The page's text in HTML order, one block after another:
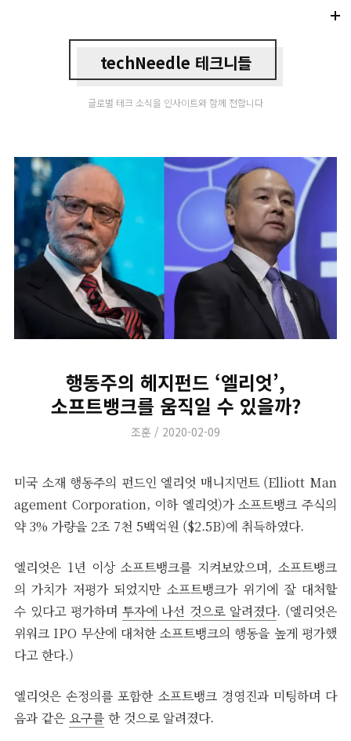
techNeedle 테크니들
글로벌 테크 소식을 인사이트와 함께 전합니다
행동주의 헤지펀드 ‘엘리엇’,
소프트뱅크를 움직일 수 있을까?
Author
조훈
Posted
2020-02-09
미국 소재 행동주의 펀드인 엘리엇 매니지먼트 (Elliott Man
agement Corporation, 이하 엘리엇)가 소프트뱅크 주식의
약 3% 가량을 2조 7천 5백억원 ($2.5B)에 취득하였다.
엘리엇은 1년 이상 소프트뱅크를 지켜보았으며, 소프트뱅크
의 가치가 저평가 되었지만 소프트뱅크가 위기에 잘 대처할
수 있다고 평가하며 투자에 나선 것으로 알려졌다. (엘리엇은
위워크 IPO 무산에 대처한 소프트뱅크의 행동을 높게 평가했
다고 한다.)
엘리엇은 손정의를 포함한 소프트뱅크 경영진과 미팅하며 다
음과 같은 요구를한 것으로 알려졌다.